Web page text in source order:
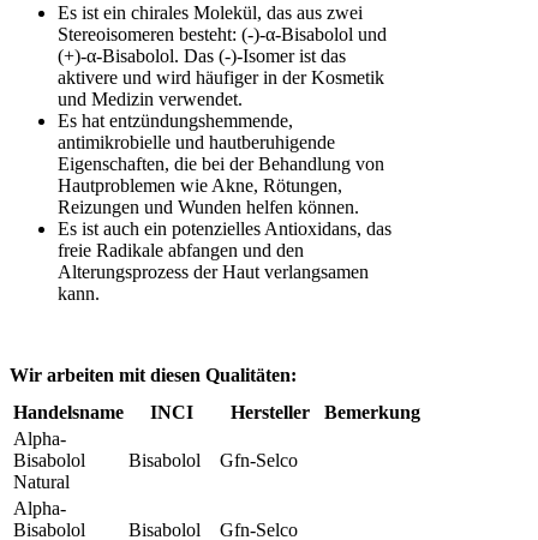
Es ist ein chirales Molekül, das aus zwei
Stereoisomeren besteht: (-)-α-Bisabolol und
(+)-α-Bisabolol. Das (-)-Isomer ist das
aktivere und wird häufiger in der Kosmetik
und Medizin verwendet.
Es hat entzündungshemmende,
antimikrobielle und hautberuhigende
Eigenschaften, die bei der Behandlung von
Hautproblemen wie Akne, Rötungen,
Reizungen und Wunden helfen können.
Es ist auch ein potenzielles Antioxidans, das
freie Radikale abfangen und den
Alterungsprozess der Haut verlangsamen
kann.
Wir arbeiten mit diesen Qualitäten:
Handelsname
INCI Hersteller
Bemerkung
Alpha-
Bisabolol
Natural
Bisabolol Gfn-Selco
Alpha-
Bisabolol
Bisabolol Gfn-Selco